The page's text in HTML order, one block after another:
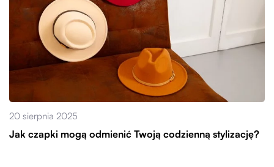
20 sierpnia 2025
Jak czapki mogą odmienić Twoją codzienną stylizację?